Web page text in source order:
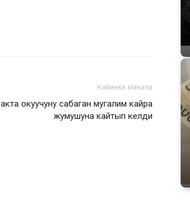
Кийинки макала
окуучуну сабаган мугалим кайра
жумушуна кайтып келди